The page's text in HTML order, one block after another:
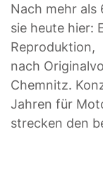
Nach mehr
sie heute hier:
Reproduktion,
nach
Chemnitz.
Jahren für
strecken den